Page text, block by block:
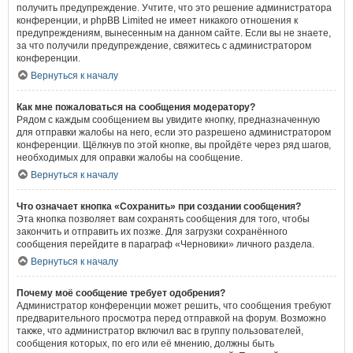
получить предупреждение. Учтите, что это решение администратора
конференции, и phpBB Limited не имеет никакого отношения к
предупреждениям, вынесенным на данном сайте. Если вы не знаете,
за что получили предупреждение, свяжитесь с администратором
конференции.
Вернуться к началу
Как мне пожаловаться на сообщения модератору?
Рядом с каждым сообщением вы увидите кнопку, предназначенную
для отправки жалобы на него, если это разрешено администратором
конференции. Щёлкнув по этой кнопке, вы пройдёте через ряд шагов,
необходимых для оправки жалобы на сообщение.
Вернуться к началу
Что означает кнопка «Сохранить» при создании сообщения?
Эта кнопка позволяет вам сохранять сообщения для того, чтобы
закончить и отправить их позже. Для загрузки сохранённого
сообщения перейдите в параграф «Черновики» личного раздела.
Вернуться к началу
Почему моё сообщение требует одобрения?
Администратор конференции может решить, что сообщения требуют
предварительного просмотра перед отправкой на форум. Возможно
также, что администратор включил вас в группу пользователей,
сообщения которых, по его или её мнению, должны быть